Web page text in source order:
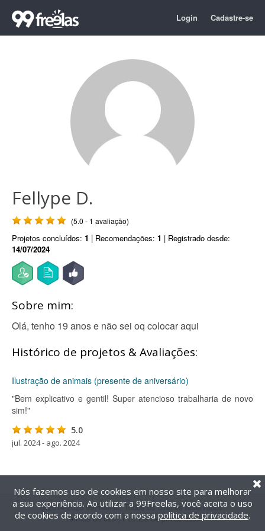
Login Cadastre-se
Fellype D.
(5.0 - 1 avaliação)
Projetos concluídos: 1 | Recomendações: 1 | Registrado desde:
14/07/2024
Sobre mim:
Olá, tenho 19 anos e não sei oq colocar aqui
Histórico de projetos & Avaliações:
Ilustração de animais (presente de aniversário)
"Bem explicativo e gentil! Super atencioso trabalharia de novo
sim!"
5.0
jul. 2024 - ago. 2024
@2014-2026 99Freelas. Todos os direitos reservados.
Termos de uso| Política de privacidade
Nós fazemos uso de cookies em nosso site para melhorar
a sua experiência. Ao utilizar a 99Freelas, você aceita o uso
de cookies de acordo com a nossa política de privacidade.